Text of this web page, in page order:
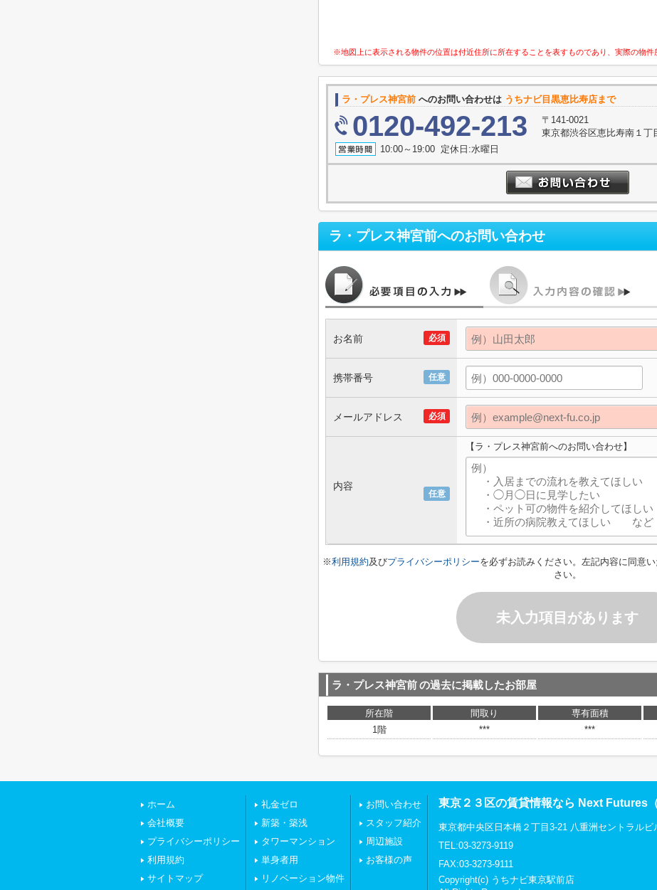
※地図上に表示される物件の位置は付近住所に所在することを表すものであり、実際の物件
ラ・プレス神宮前 へのお問い合わせは うちナビ目黒恵比寿店まで
0120-492-213
〒141-0021
東京都渋谷区恵比寿南１丁
10:00～19:00 定休日:水曜日
ラ・プレス神宮前へのお問い合わせ
必須
お名前
任意
携帯番号
必須
メールアドレス
任意
内容
【ラ・プレス神宮前へのお問い合わせ】
※利用規約及びプライバシーポリシーを必ずお読みください。左記内容に同意
さい。
未入力項目があります
ラ・プレス神宮前の過去に掲載したお部屋
所在階 間取り 専有面積
1階
*** ***
ホーム
会社概要
プライバシーポリシー
利用規約
サイトマップ
礼金ゼロ
新築・築浅
タワーマンション
単身者用
リノベーション物件
お問い合わせ
スタッフ紹介
周辺施設
お客様の声
東京２３区の賃貸情報なら Next Futures（
東京都中央区日本橋２丁目3-21 八重洲セントラルビ
TEL:03-3273-9119
FAX:03-3273-9111
Copyright(c) うちナビ東京駅前店